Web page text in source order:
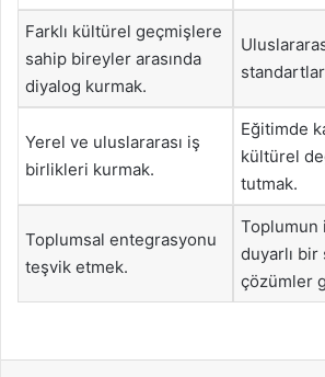
Farklı kültürel geçmişlere
sahip bireyler arasında
diyalog kurmak.
Yerel ve uluslararası iş
birlikleri kurmak.
Eğitimde
kültürel
tutmak.
Toplumsal entegrasyonu
teşvik etmek.
Toplumun
duyarlı
çözümler